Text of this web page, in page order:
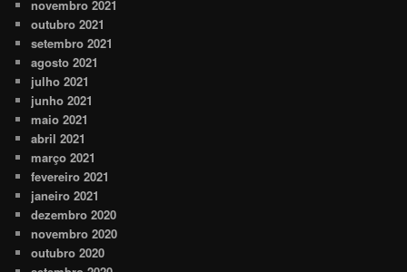
novembro 2021
outubro 2021
setembro 2021
agosto 2021
julho 2021
junho 2021
maio 2021
abril 2021
março 2021
fevereiro 2021
janeiro 2021
dezembro 2020
novembro 2020
outubro 2020